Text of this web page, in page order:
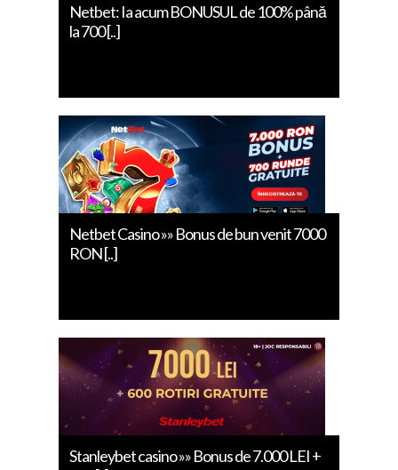
Netbet: Ia acum BONUSUL de 100% până
la 700 [..]
Netbet Casino »» Bonus de bun venit 7000
RON [..]
Stanleybet casino »» Bonus de 7.000 LEI +